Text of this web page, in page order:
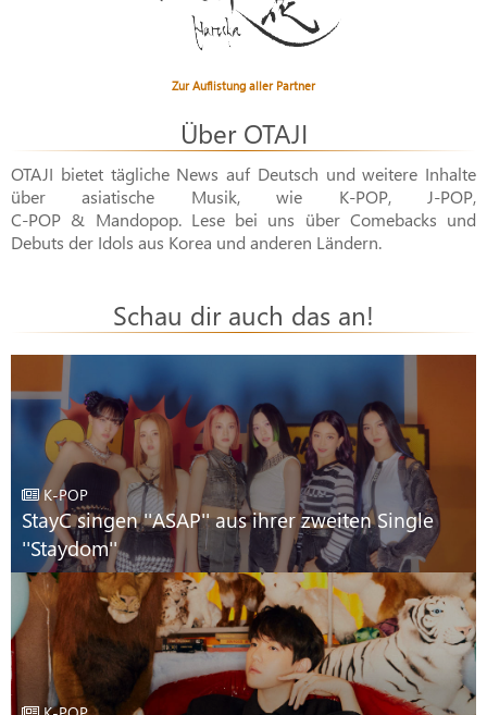
Zur Auflistung aller Partner
Über OTAJI
OTAJI bietet tägliche News auf Deutsch und weitere Inhalte
über asiatische Musik, wie K-POP,J-POP,
C-POP & Mandopop. Lese bei uns über Comebacks und
Debuts der Idols aus Korea und anderen Ländern.
Schau dir auch das an!
K-POP
StayC singen ''ASAP'' aus ihrer zweiten Single
''Staydom''